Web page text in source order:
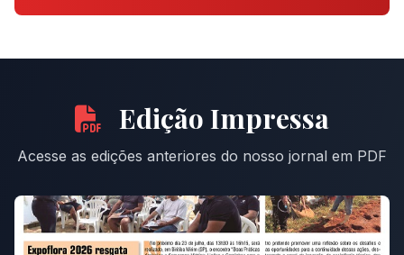
Edição Impressa
Acesse as edições anteriores do nosso jornal em PDF